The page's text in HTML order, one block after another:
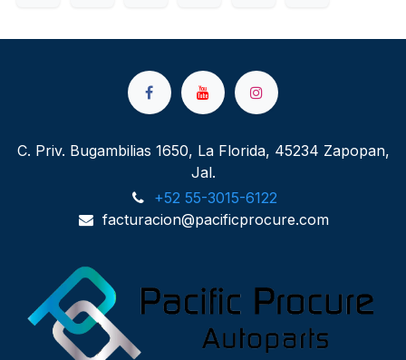
C. Priv. Bugambilias 1650, La Florida, 45234 Zapopan,
Jal.
+52 55-3015-6122
facturacion@pacificprocure.com